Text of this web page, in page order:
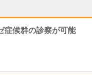
症候群の診察が可能